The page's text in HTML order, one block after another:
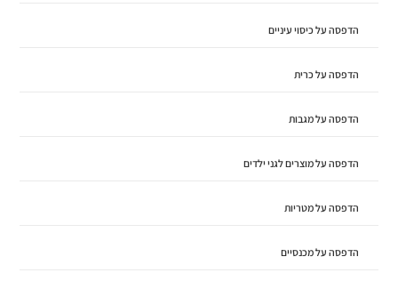
הדפסה על כיסוי עיניים
הדפסה על כרית
הדפסה על מגבות
הדפסה על מוצרים לגני ילדים
הדפסה על מטריות
הדפסה על מכנסיים